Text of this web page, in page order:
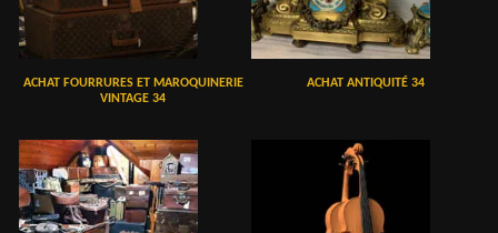
ACHAT FOURRURES ET MAROQUINERIE
VINTAGE 34
ACHAT ANTIQUITÉ 34